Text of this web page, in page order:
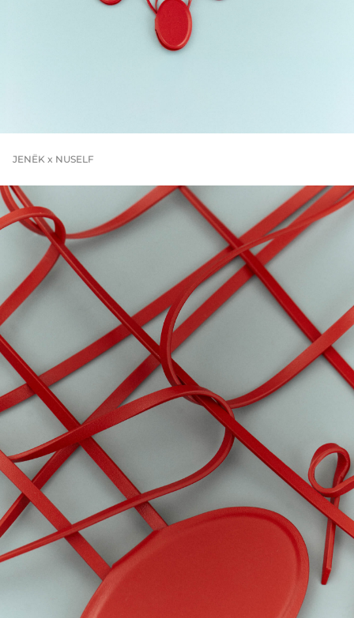
JENЁK x NUSELF